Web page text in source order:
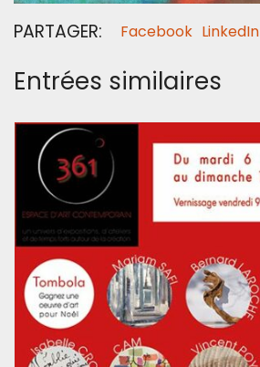
PARTAGER: Facebook LinkedIn
Entrées similaires